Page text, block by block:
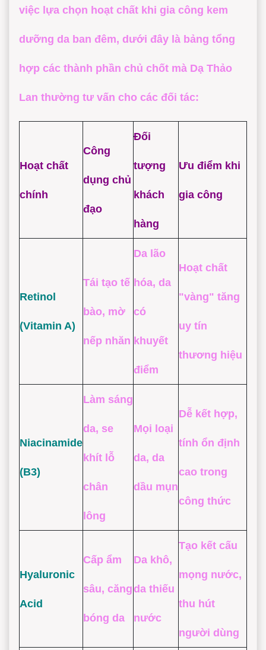
việc lựa chọn hoạt chất khi gia công kem
dưỡng da ban đêm, dưới đây là bảng tổng
hợp các thành phần chủ chốt mà Dạ Thảo
Lan thường tư vấn cho các đối tác:
Hoạt chất
chính
Công
dụng chủ
đạo
Đối
tượng
khách
hàng
Ưu điểm khi
gia công
Retinol
(Vitamin A)
Tái tạo tế
bào, mờ
nếp nhăn
Da lão
hóa, da
có
khuyết
điểm
Hoạt chất
"vàng" tăng
uy tín
thương hiệu
Niacinamide
(B3)
Làm sáng
da, se
khít lỗ
chân
lông
Mọi loại
da, da
dầu mụn
Dễ kết hợp,
tính ổn định
cao trong
công thức
Hyaluronic
Acid
Cấp ẩm
sâu, căng
bóng da
Da khô,
da thiếu
nước
Tạo kết cấu
mọng nước,
thu hút
người dùng